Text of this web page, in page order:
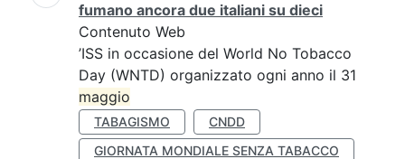
fumano ancora due italiani su dieci
Contenuto Web
’ISS in occasione del World No Tobacco
Day (WNTD) organizzato ogni anno il 31
maggio
TABAGISMO
CNDD
GIORNATA MONDIALE SENZA TABACCO